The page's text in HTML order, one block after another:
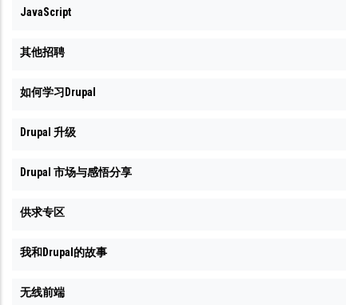
JavaScript
其他招聘
如何学习Drupal
Drupal 升级
Drupal 市场与感悟分享
供求专区
我和Drupal的故事
无线前端